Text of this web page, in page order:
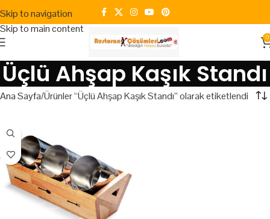
Skip to navigation
Skip to main content
0
Üçlü Ahşap Kaşık Standı
Ana Sayfa Ürünler “Üçlü Ahşap Kaşık Standı” olarak etiketlendi